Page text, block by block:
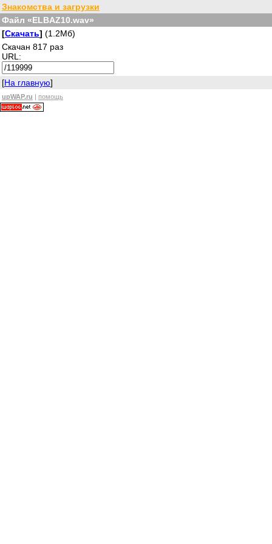
Знакомства и загрузки
Файл «ELBAZ10.wav»
[Скачать] (1.2Мб)
Скачан 817 раз
URL:
[На главную]
upWAP.ru | помощь